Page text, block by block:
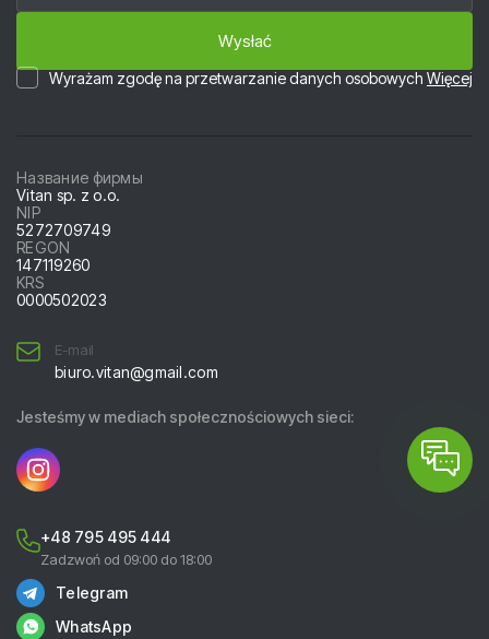
Wyrażam zgodę na przetwarzanie danych osobowych Więcej
Название фирмы
Vitan sp. z o.o.
NIP
5272709749
REGON
147119260
KRS
0000502023
E-mail
biuro.vitan@gmail.com
Jesteśmy w mediach społecznościowych sieci:
+48 795 495 444
Zadzwoń od 09:00 do 18:00
Telegram
WhatsApp